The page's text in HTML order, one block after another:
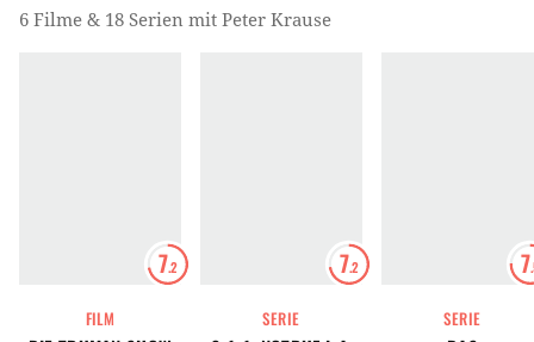
6 Filme & 18 Serien mit Peter Krause
7.2
FILM
7.2
SERIE
7
SERIE